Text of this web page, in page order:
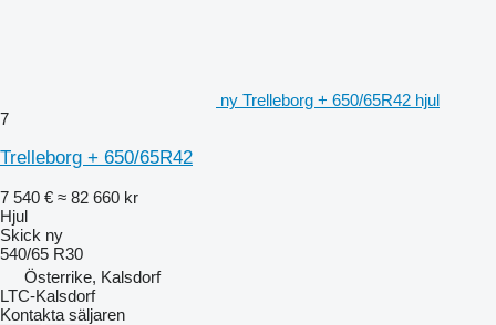
ny Trelleborg + 650/65R42 hjul
7
Trelleborg + 650/65R42
7 540 € ≈ 82 660 kr
Hjul
Skick ny
540/65 R30
Österrike, Kalsdorf
LTC-Kalsdorf
Kontakta säljaren